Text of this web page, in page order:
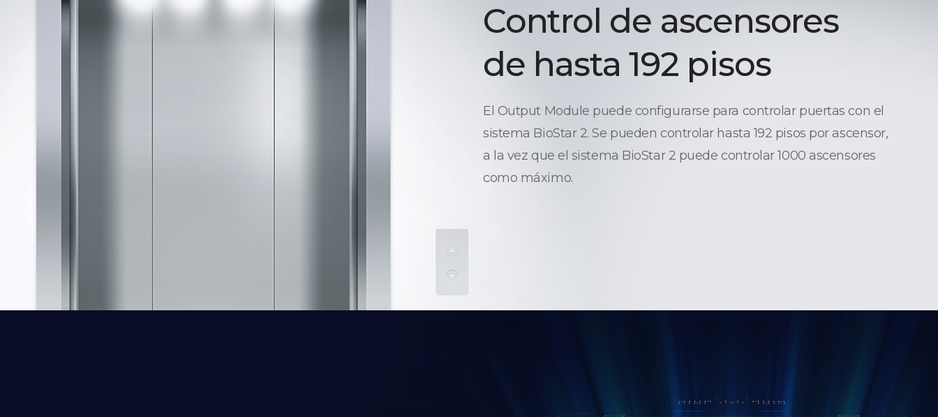
Control de ascensores
de hasta 192 pisos
El Output Module puede configurarse para controlar puertas con el
sistema BioStar 2. Se pueden controlar hasta 192 pisos por ascensor,
a la vez que el sistema BioStar 2 puede controlar 1000 ascensores
como máximo.